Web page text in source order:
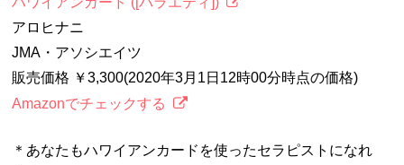
アロヒナニ
JMA・アソシエイツ
販売価格 ￥3,300(2020年3月1日12時00分時点の価格)
Amazonでチェックする
＊あなたもハワイアンカードを使ったセラピストになれ